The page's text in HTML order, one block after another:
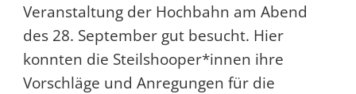
Veranstaltung der Hochbahn am Abend
des 28. September gut besucht. Hier
konnten die Steilshooper*innen ihre
Vorschläge und Anregungen für die